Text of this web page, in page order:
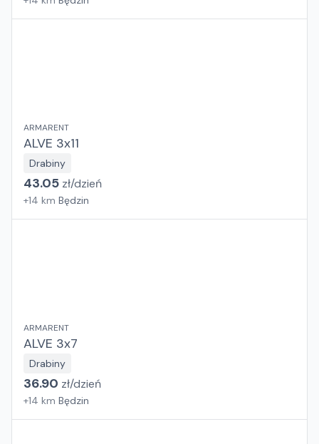
ARMARENT
ALVE 3x11
Drabiny
43.05 zł/dzień
+14 km Będzin
ARMARENT
ALVE 3x7
Drabiny
36.90 zł/dzień
+14 km Będzin